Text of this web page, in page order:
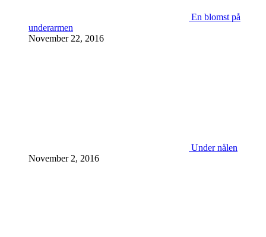
En blomst på
underarmen
November 22, 2016
Under nålen
November 2, 2016